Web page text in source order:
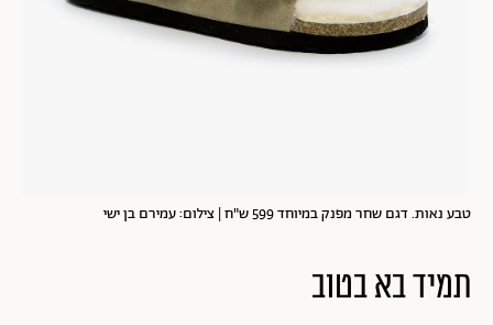
טבע נאות. דגם שחר מפנק במיוחד 599 ש"ח | צילום: עמירם בן ישי
תמיד בא בטוב